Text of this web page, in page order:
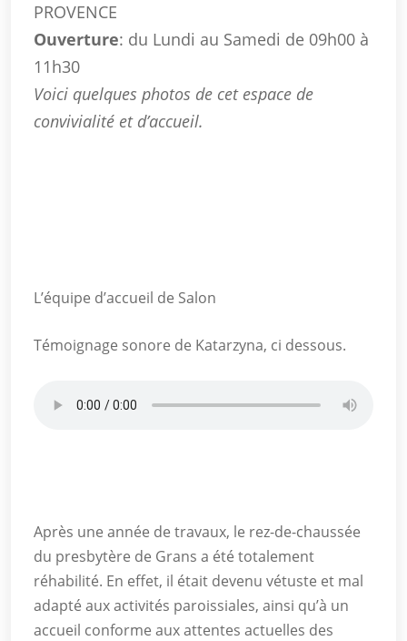
PROVENCE
Ouverture: du Lundi au Samedi de 09h00 à
11h30
Voici quelques photos de cet espace de
convivialité et d’accueil.
L’équipe d’accueil de Salon
Témoignage sonore de Katarzyna, ci dessous.
Après une année de travaux, le rez-de-chaussée
du presbytère de Grans a été totalement
réhabilité. En effet, il était devenu vétuste et mal
adapté aux activités paroissiales, ainsi qu’à un
accueil conforme aux attentes actuelles des